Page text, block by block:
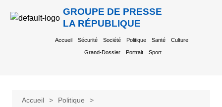
GROUPE DE PRESSE
LA RÉPUBLIQUE
Accueil Sécurité Société Politique Santé Culture
Grand-Dossier Portrait Sport
Accueil
Politique